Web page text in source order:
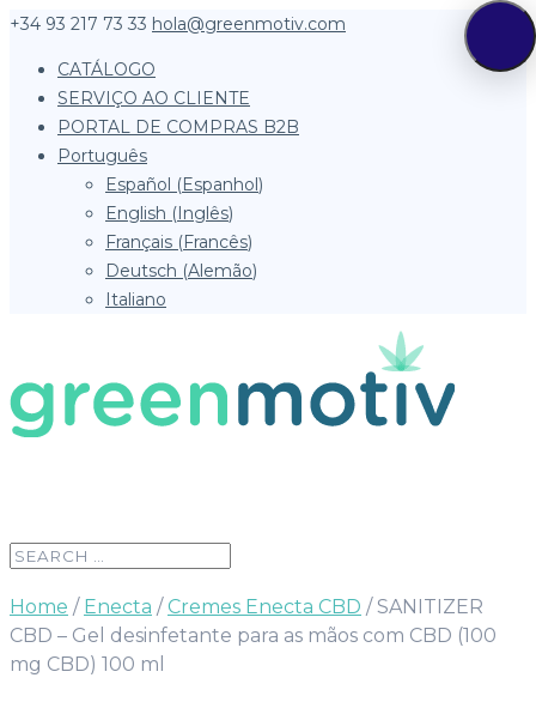
+34 93 217 73 33 hola@greenmotiv.com
CATÁLOGO
SERVIÇO AO CLIENTE
PORTAL DE COMPRAS B2B
Português
Español (Espanhol)
English (Inglês)
Français (Francês)
Deutsch (Alemão)
Italiano
Home / Enecta /Cremes Enecta CBD / SANITIZER
CBD – Gel desinfetante para as mãos com CBD (100
mg CBD) 100 ml